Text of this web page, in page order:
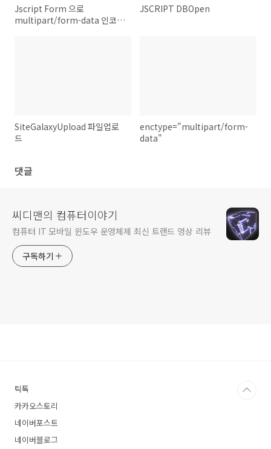
Jscript Form 으로
multipart/form-data 인코딩
JSCRIPT DBOpen
SiteGalaxyUpload 파일업로
드
enctype="multipart/form-
data"
댓글
씨디맨의 컴퓨터이야기
컴퓨터 IT 모바일 윈도우 운영체제 최신 트랜드 영상 리뷰
구독하기
틱톡
카카오스토리
네이버포스트
네이버블로그